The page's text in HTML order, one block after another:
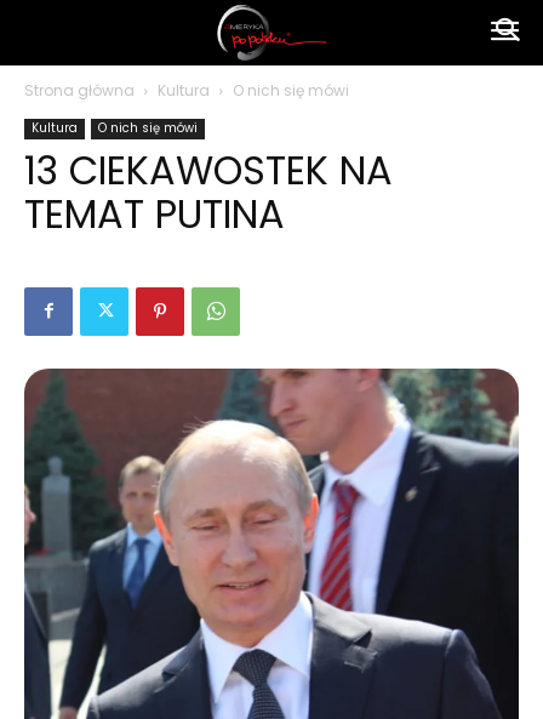
Strona główna Kultura O nich się mówi
Kultura O nich się mówi
13 CIEKAWOSTEK NA
TEMAT PUTINA